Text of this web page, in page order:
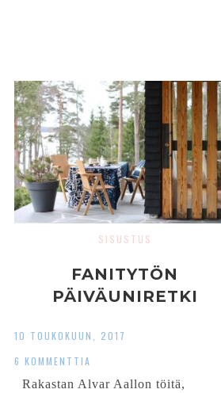
SISUSTUS
FANITYTÖN
PÄIVÄUNIRETKI
10 TOUKOKUUN, 2017
6 KOMMENTTIA
Rakastan Alvar Aallon töitä,